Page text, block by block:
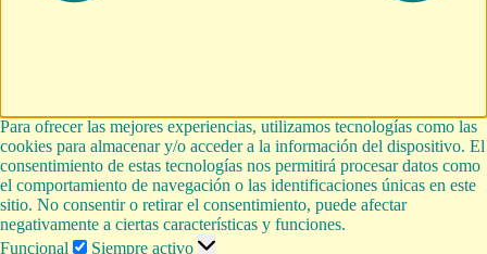
Para ofrecer las mejores experiencias, utilizamos tecnologías como las
cookies para almacenar y/o acceder a la información del dispositivo. El
consentimiento de estas tecnologías nos permitirá procesar datos como
el comportamiento de navegación o las identificaciones únicas en este
sitio. No consentir o retirar el consentimiento, puede afectar
negativamente a ciertas características y funciones.
Funcional
Funcional
Siempre activo